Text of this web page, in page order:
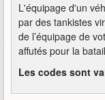
L'équipage d'un
par des tankistes
de l’équipage de
affutés pour la
Les codes sont